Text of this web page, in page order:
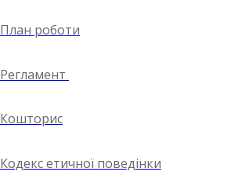
План роботи
Регламент
Кошторис
Кодекс етичної поведінки